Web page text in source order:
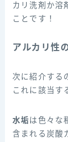
カリ洗剤か溶
ことです！
アルカリ性
次に紹介する
これに該当す
水垢は色々な
含まれる炭酸